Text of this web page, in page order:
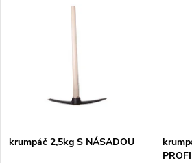
ů
krumpáč 2,5kg S NÁSADOU